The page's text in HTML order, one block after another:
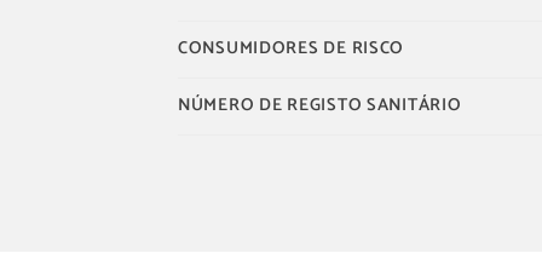
CONSUMIDORES DE RISCO
NÚMERO DE REGISTO SANITÁRIO